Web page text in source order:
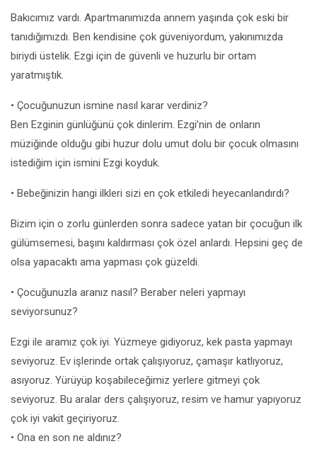
Bakıcımız vardı. Apartmanımızda annem yaşında çok eski bir
tanıdığımızdı. Ben kendisine çok güveniyordum, yakınımızda
biriydi üstelik. Ezgi için de güvenli ve huzurlu bir ortam
yaratmıştık.
• Çocuğunuzun ismine nasıl karar verdiniz?
Ben Ezginin günlüğünü çok dinlerim. Ezgi’nin de onların
müziğinde olduğu gibi huzur dolu umut dolu bir çocuk olmasını
istediğim için ismini Ezgi koyduk.
• Bebeğinizin hangi ilkleri sizi en çok etkiledi heyecanlandırdı?
Bizim için o zorlu günlerden sonra sadece yatan bir çocuğun ilk
gülümsemesi, başını kaldırması çok özel anlardı. Hepsini geç de
olsa yapacaktı ama yapması çok güzeldi.
• Çocuğunuzla aranız nasıl? Beraber neleri yapmayı
seviyorsunuz?
Ezgi ile aramız çok iyi. Yüzmeye gidiyoruz, kek pasta yapmayı
seviyoruz. Ev işlerinde ortak çalışıyoruz, çamaşır katlıyoruz,
asıyoruz. Yürüyüp koşabileceğimiz yerlere gitmeyi çok
seviyoruz. Bu aralar ders çalışıyoruz, resim ve hamur yapıyoruz
çok iyi vakit geçiriyoruz.
• Ona en son ne aldınız?